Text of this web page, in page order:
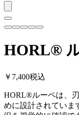
HORL®
￥7,400税込
HORL®ルーペは、
めに設計されていま